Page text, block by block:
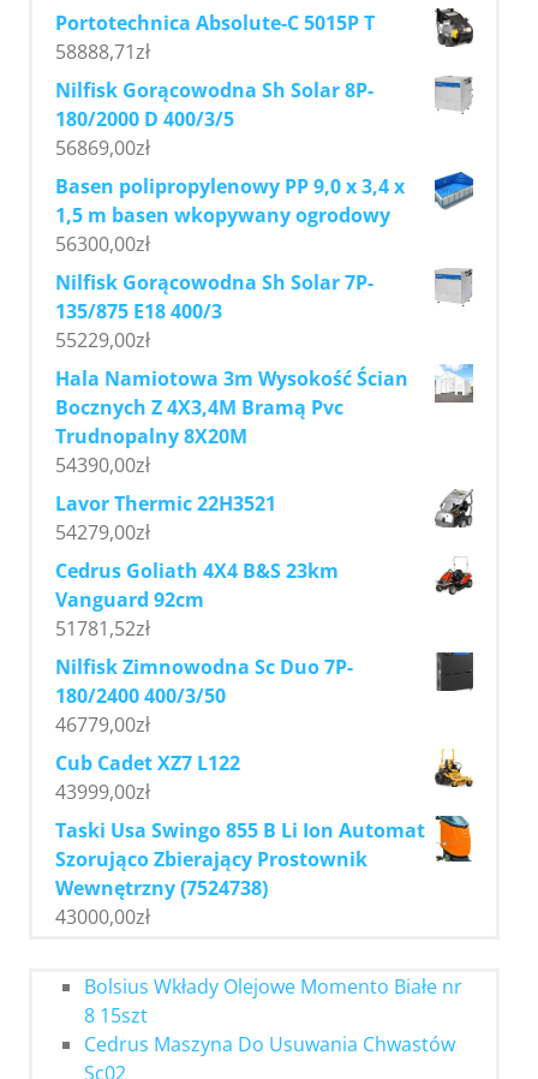
Portotechnica Absolute-C 5015P T
58888,71zł
Nilfisk Gorącowodna Sh Solar 8P-
180/2000 D 400/3/5
56869,00zł
Basen polipropylenowy PP 9,0 x 3,4 x
1,5 m basen wkopywany ogrodowy
56300,00zł
Nilfisk Gorącowodna Sh Solar 7P-
135/875 E18 400/3
55229,00zł
Hala Namiotowa 3m Wysokość Ścian
Bocznych Z 4X3,4M Bramą Pvc
Trudnopalny 8X20M
54390,00zł
Lavor Thermic 22H3521
54279,00zł
Cedrus Goliath 4X4 B&S 23km
Vanguard 92cm
51781,52zł
Nilfisk Zimnowodna Sc Duo 7P-
180/2400 400/3/50
46779,00zł
Cub Cadet XZ7 L122
43999,00zł
Taski Usa Swingo 855 B Li Ion Automat
Szorująco Zbierający Prostownik
Wewnętrzny (7524738)
43000,00zł
Bolsius Wkłady Olejowe Momento Białe nr
8 15szt
Cedrus Maszyna Do Usuwania Chwastów
Sc02